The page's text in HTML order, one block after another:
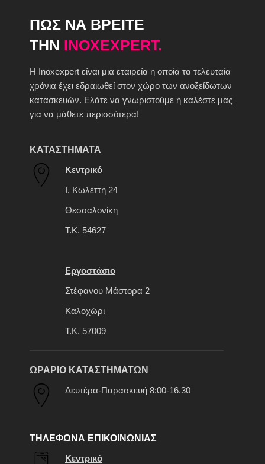
ΠΩΣ ΝΑ ΒΡΕΙΤΕ
ΤΗΝ INOXEXPERT.
H Inoxexpert είναι μια εταιρεία η οποία τα τελευταία
χρόνια έχει εδραιωθεί στον χώρο των ανοξείδωτων
κατασκευών. Ελάτε να γνωριστούμε ή καλέστε μας
για να μάθετε περισσότερα!
ΚΑΤΑΣΤΗΜΑΤΑ
Κεντρικό
Ι. Κωλέττη 24
Θεσσαλονίκη
Τ.Κ. 54627
Εργοστάσιο
Στέφανου Μάστορα 2
Καλοχώρι
Τ.Κ. 57009
ΩΡΑΡΙΟ ΚΑΤΑΣΤΗΜΑΤΩΝ
Δευτέρα-Παρασκευή 8:00-16.30
ΤΗΛΕΦΩΝΑ ΕΠΙΚΟΙΝΩΝΙΑΣ
Κεντρικό